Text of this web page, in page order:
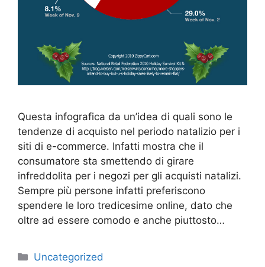
Questa infografica da un’idea di quali sono le
tendenze di acquisto nel periodo natalizio per i
siti di e-commerce. Infatti mostra che il
consumatore sta smettendo di girare
infreddolita per i negozi per gli acquisti natalizi.
Sempre più persone infatti preferiscono
spendere le loro tredicesime online, dato che
oltre ad essere comodo e anche piuttosto…
Categories
Uncategorized